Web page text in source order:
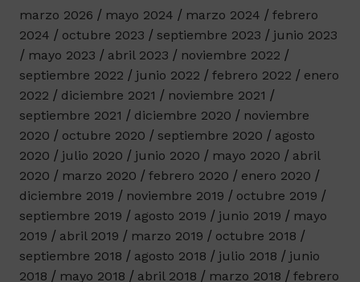
marzo 2026 mayo 2024 marzo 2024
febrero
2024
octubre 2023 septiembre 2023
junio 2023
mayo 2023
abril 2023
noviembre 2022
septiembre 2022
junio 2022 febrero 2022
enero
2022
diciembre 2021
noviembre 2021
septiembre 2021
diciembre 2020
noviembre
2020
octubre 2020 septiembre 2020
agosto
2020
julio 2020 junio 2020 mayo 2020
abril
2020
marzo 2020 febrero 2020
enero 2020
diciembre 2019
noviembre 2019
octubre 2019
septiembre 2019
agosto 2019 junio 2019
mayo
2019
abril 2019 marzo 2019
octubre 2018
septiembre 2018
agosto 2018 julio 2018
junio
2018
mayo 2018 abril 2018 marzo 2018
febrero